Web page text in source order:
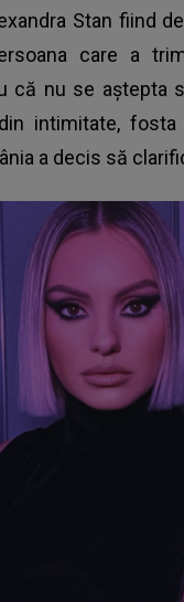
Stan fiind
care a
că nu se aștepta
intimitate,
a decis să